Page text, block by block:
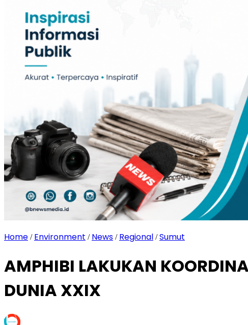
Home / Environment / News / Regional /Sumut
AMPHIBI LAKUKAN
DUNIA XXIX